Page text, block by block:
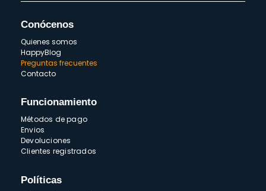
Conócenos
Quienes somos
HappyBlog
Preguntas frecuentes
Contacto
Funcionamiento
Métodos de pago
Envios
Devoluciones
Clientes registrados
Políticas